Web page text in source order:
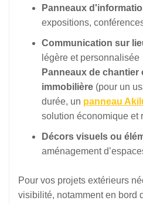
Panneaux
expositions,
Communication sur
légère et personnalisée
Panneaux de chantier
immobilière (pour un
durée, un panneau
solution économique et
Décors visuels ou
aménagement
Pour vos projets extérieurs
visibilité, notamment en bord